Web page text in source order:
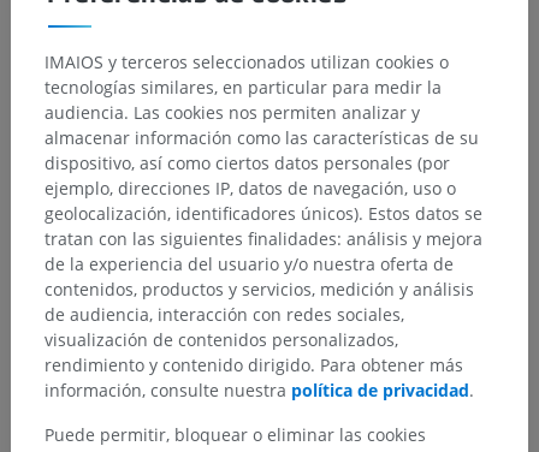
descendente. Sin embargo, una característica destacada de
columna blanca posterior es la ausencia del fascículo
cuneiforme, un tracto que transmite sensaciones de
vibración, propiocepción y discriminación entre dos puntos
provenientes de los miembros superiores. El músculo grácil
por su parte, que transmite información similar proveniente
de los miembros inferiores, está presente a lo largo de toda
la médula espinal y, por tanto, puede observarse en la
sacral de la médula espinal
¿La traducción es incorrecta? REPORTAR
Referencias
Snell, R.S. (2010). ‘Chapter 4: The Spinal Cord and the Ascending and
IMAIOS y terceros seleccionados utilizan cookies o
tecnologías similares, en particular para medir la
audiencia. Las cookies nos permiten analizar y
almacenar información como las características de su
dispositivo, así como ciertos datos personales (por
ejemplo, direcciones IP, datos de navegación, uso o
geolocalización, identificadores únicos). Estos datos se
tratan con las siguientes finalidades: análisis y mejora
de la experiencia del usuario y/o nuestra oferta de
contenidos, productos y servicios, medición y análisis
de audiencia, interacción con redes sociales,
visualización de contenidos personalizados,
rendimiento y contenido dirigido. Para obtener más
información, consulte nuestra política de privacidad.
Puede permitir, bloquear o eliminar las cookies